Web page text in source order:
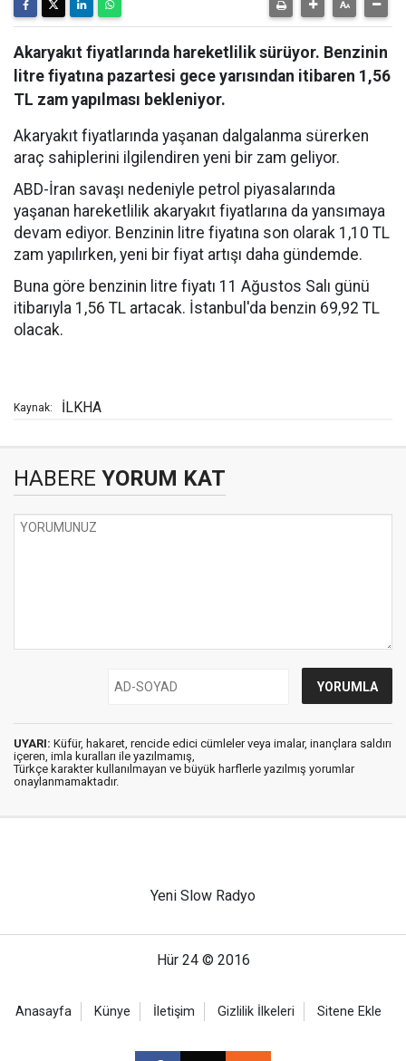
Akaryakıt fiyatlarında hareketlilik sürüyor. Benzinin
litre fiyatına pazartesi gece yarısından itibaren 1,56
TL zam yapılması bekleniyor.
Akaryakıt fiyatlarında yaşanan dalgalanma sürerken
araç sahiplerini ilgilendiren yeni bir zam geliyor.
ABD-İran savaşı nedeniyle petrol piyasalarında
yaşanan hareketlilik akaryakıt fiyatlarına da yansımaya
devam ediyor. Benzinin litre fiyatına son olarak 1,10 TL
zam yapılırken, yeni bir fiyat artışı daha gündemde.
Buna göre benzinin litre fiyatı 11 Ağustos Salı günü
itibarıyla 1,56 TL artacak. İstanbul'da benzin 69,92 TL
olacak.
Kaynak: İLKHA
HABERE YORUM KAT
UYARI: Küfür, hakaret, rencide edici cümleler veya imalar, inançlara saldırı
içeren, imla kuralları ile yazılmamış,
Türkçe karakter kullanılmayan ve büyük harflerle yazılmış yorumlar
onaylanmamaktadır.
Yeni Slow Radyo
Hür 24 © 2016
Anasayfa Künye İletişim Gizlilik İlkeleri Sitene Ekle